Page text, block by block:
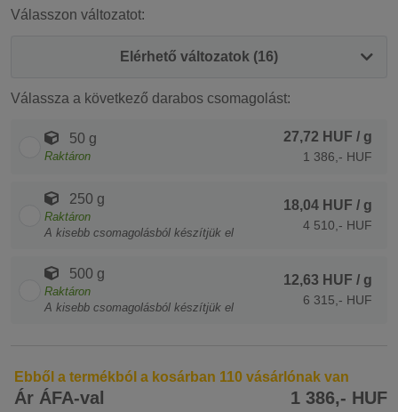
Válasszon változatot:
Elérhető változatok (16)
Válassza a következő darabos csomagolást:
50 g
Raktáron
27,72 HUF / g
1 386,- HUF
250 g
Raktáron
A kisebb csomagolásból készítjük el
18,04 HUF / g
4 510,- HUF
500 g
Raktáron
A kisebb csomagolásból készítjük el
12,63 HUF / g
6 315,- HUF
Ebből a termékból a kosárban 110 vásárlónak van
Ár ÁFA-val 1 386,- HUF